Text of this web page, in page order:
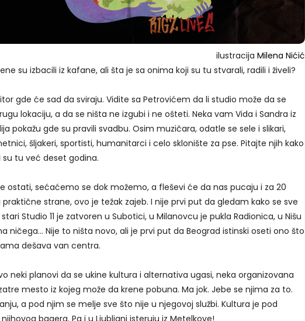
ilustracija Milena Nićić
su izbacili iz kafane, ali šta je sa onima koji su tu stvarali, radili i živeli?
gde će sad da sviraju. Vidite sa Petrovićem da li studio može da se
lokaciju, a da se ništa ne izgubi i ne ošteti. Neka vam Vida i Sandra iz
pokažu gde su pravili svadbu. Osim muzičara, odatle se sele i slikari,
šljakeri, sportisti, humanitarci i celo sklonište za pse. Pitajte njih kako
su tu već deset godina.
ostati, sećaćemo se dok možemo, a fleševi će da nas pucaju i za 20
praktične strane, ovo je težak zajeb. I nije prvi put da gledam kako se sve
Studio 11 je zatvoren u Subotici, u Milanovcu je pukla Radionica, u Nišu
ničega… Nije to ništa novo, ali je prvi put da Beograd istinski oseti ono što
dešava van centra.
neki planovi da se ukine kultura i alternativa ugasi, neka organizovana
mesto iz kojeg može da krene pobuna. Ma jok. Jebe se njima za to.
a pod njim se melje sve što nije u njegovoj službi. Kultura je pod
bagera. Pa i u Ljubljani isteruju iz Metelkove!